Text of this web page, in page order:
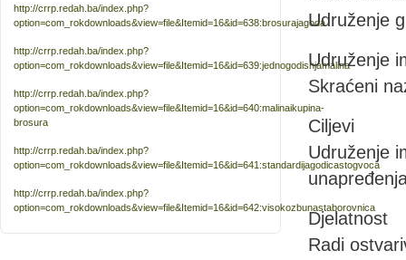
http://crrp.redah.ba/index.php?
option=com_rokdownloads&view=file&Itemid=16&id=638:brosurajagoda
http://crrp.redah.ba/index.php?
option=com_rokdownloads&view=file&Itemid=16&id=639:jednogodisnjamalina
http://crrp.redah.ba/index.php?
option=com_rokdownloads&view=file&Itemid=16&id=640:malinaikupina-
brosura
http://crrp.redah.ba/index.php?
option=com_rokdownloads&view=file&Itemid=16&id=641:standardijagodicastogvoca
http://crrp.redah.ba/index.php?
option=com_rokdownloads&view=file&Itemid=16&id=642:visokozbunastaborovnica
Udruženje
Udruženje
Skraćeni
Ciljevi
Udruženje
Djelatnost
Radi